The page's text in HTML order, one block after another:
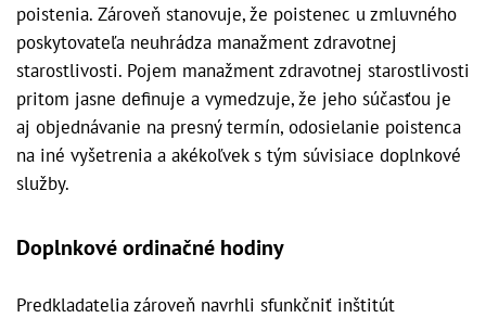
poistenia. Zároveň stanovuje, že poistenec u zmluvného
poskytovateľa neuhrádza manažment zdravotnej
starostlivosti. Pojem manažment zdravotnej starostlivosti
pritom jasne definuje a vymedzuje, že jeho súčasťou je
aj objednávanie na presný termín, odosielanie poistenca
na iné vyšetrenia a akékoľvek s tým súvisiace doplnkové
služby.
Doplnkové ordinačné hodiny
Predkladatelia zároveň navrhli sfunkčniť inštitút